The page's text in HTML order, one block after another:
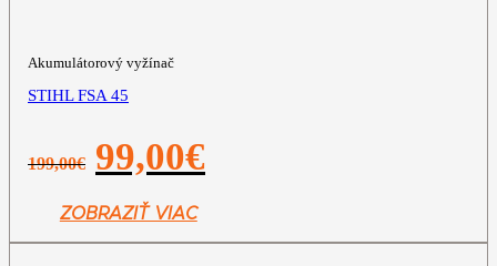
Akumulátorový vyžínač
STIHL FSA 45
199,00€
Pôvodná
cena
199,00€.
99,00€
ZOBRAZIŤ VIAC